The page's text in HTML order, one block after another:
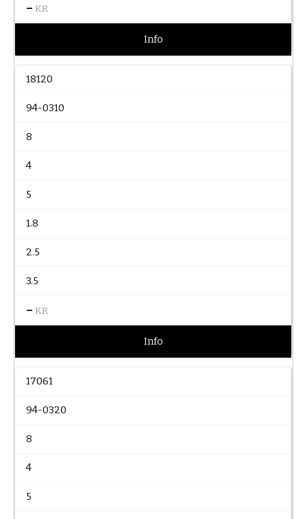
– KR
Info
18120
94-0310
8
4
5
1.8
2.5
3.5
– KR
Info
17061
94-0320
8
4
5